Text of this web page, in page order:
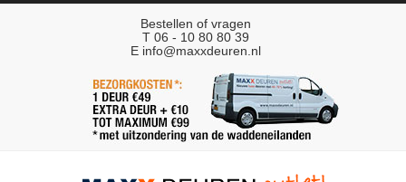
Bestellen of vragen
T 06 - 10 80 80 39
E info@maxxdeuren.nl